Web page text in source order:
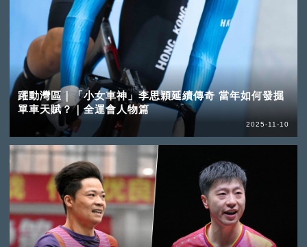
躍動灣區｜「小女車神」李思穎延續傳奇 當年如何發掘
單車天賦？｜全運會人物篇
2025-11-10